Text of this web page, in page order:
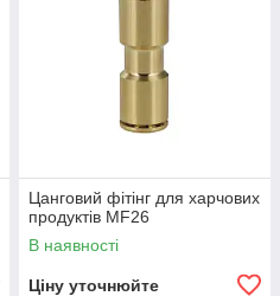
Цанговий фітінг для харчових
продуктів MF26
В наявності
Ціну уточнюйте